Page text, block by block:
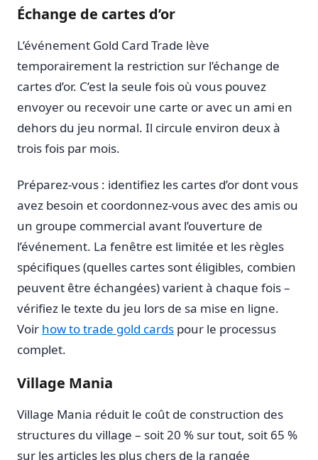
Échange de cartes d’or
L’événement Gold Card Trade lève
temporairement la restriction sur l’échange de
cartes d’or. C’est la seule fois où vous pouvez
envoyer ou recevoir une carte or avec un ami en
dehors du jeu normal. Il circule environ deux à
trois fois par mois.
Préparez-vous : identifiez les cartes d’or dont vous
avez besoin et coordonnez-vous avec des amis ou
un groupe commercial avant l’ouverture de
l’événement. La fenêtre est limitée et les règles
spécifiques (quelles cartes sont éligibles, combien
peuvent être échangées) varient à chaque fois –
vérifiez le texte du jeu lors de sa mise en ligne.
Voir how to trade gold cards pour le processus
complet.
Village Mania
Village Mania réduit le coût de construction des
structures du village – soit 20 % sur tout, soit 65 %
sur les articles les plus chers de la rangée